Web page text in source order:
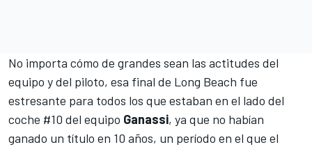
No importa cómo de grandes sean las actitudes del
equipo y del piloto, esa final de Long Beach fue
estresante para todos los que estaban en el lado del
coche #10 del equipo Ganassi, ya que no habían
ganado un título en 10 años, un período en el que el